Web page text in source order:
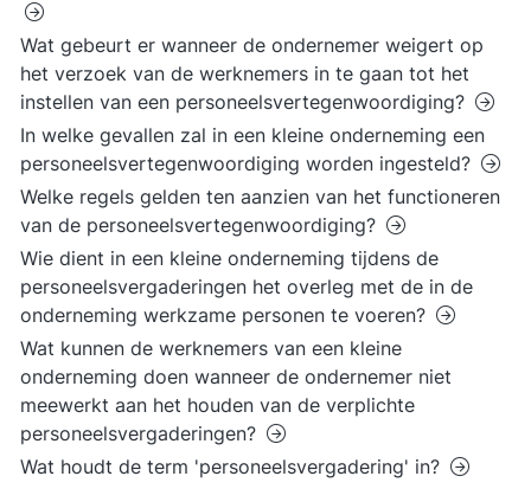
Wat gebeurt er wanneer de ondernemer weigert op
het verzoek van de werknemers in te gaan tot het
instellen van een personeelsvertegenwoordiging?
In welke gevallen zal in een kleine onderneming een
personeelsvertegenwoordiging worden ingesteld?
Welke regels gelden ten aanzien van het functioneren
van de personeelsvertegenwoordiging?
Wie dient in een kleine onderneming tijdens de
personeelsvergaderingen het overleg met de in de
onderneming werkzame personen te voeren?
Wat kunnen de werknemers van een kleine
onderneming doen wanneer de ondernemer niet
meewerkt aan het houden van de verplichte
personeelsvergaderingen?
Wat houdt de term 'personeelsvergadering' in?